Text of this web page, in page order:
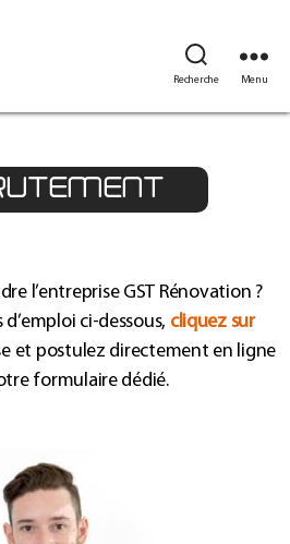
Recherche Menu
l’entreprise GST Rénovation ?
ci-dessous, cliquez sur
et postulez directement en ligne
formulaire dédié.